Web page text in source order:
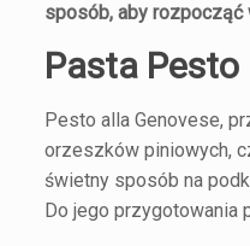
sposób, aby rozpocząć
Pasta Pesto
Pesto alla Genovese,
orzeszków piniowych,
świetny sposób na
Do jego przygotowania